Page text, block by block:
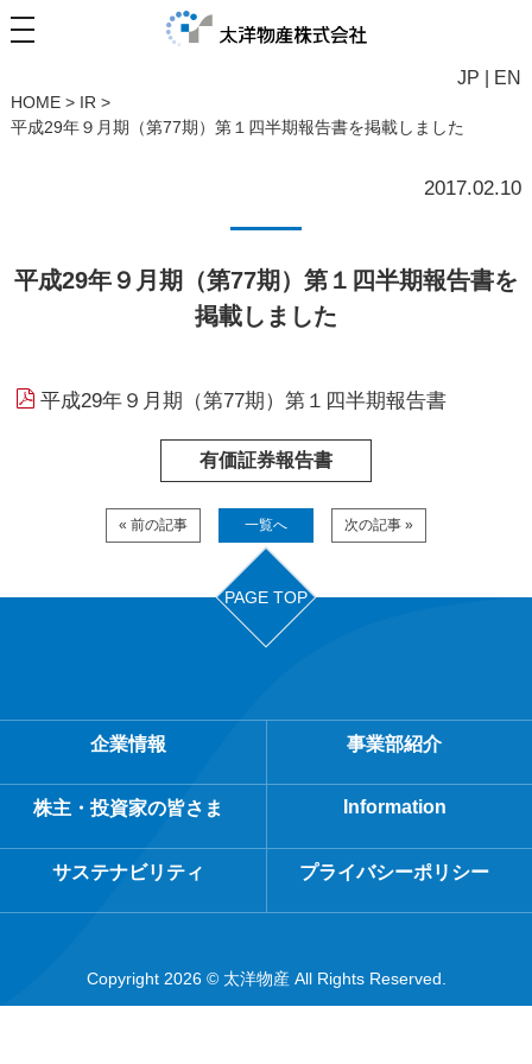
JP EN
HOME> IR >
平成29年９月期（第77期）第１四半期報告書を掲載しました
2017.02.10
平成29年９月期（第77期）第１四半期報告書を
掲載しました
平成29年９月期（第77期）第１四半期報告書
有価証券報告書
« 前の記事 一覧へ 次の記事 »
PAGE TOP
企業情報 事業部紹介
株主・投資家の皆さま Information
サステナビリティ プライバシーポリシー
Copyright 2026 © 太洋物産 All Rights Reserved.